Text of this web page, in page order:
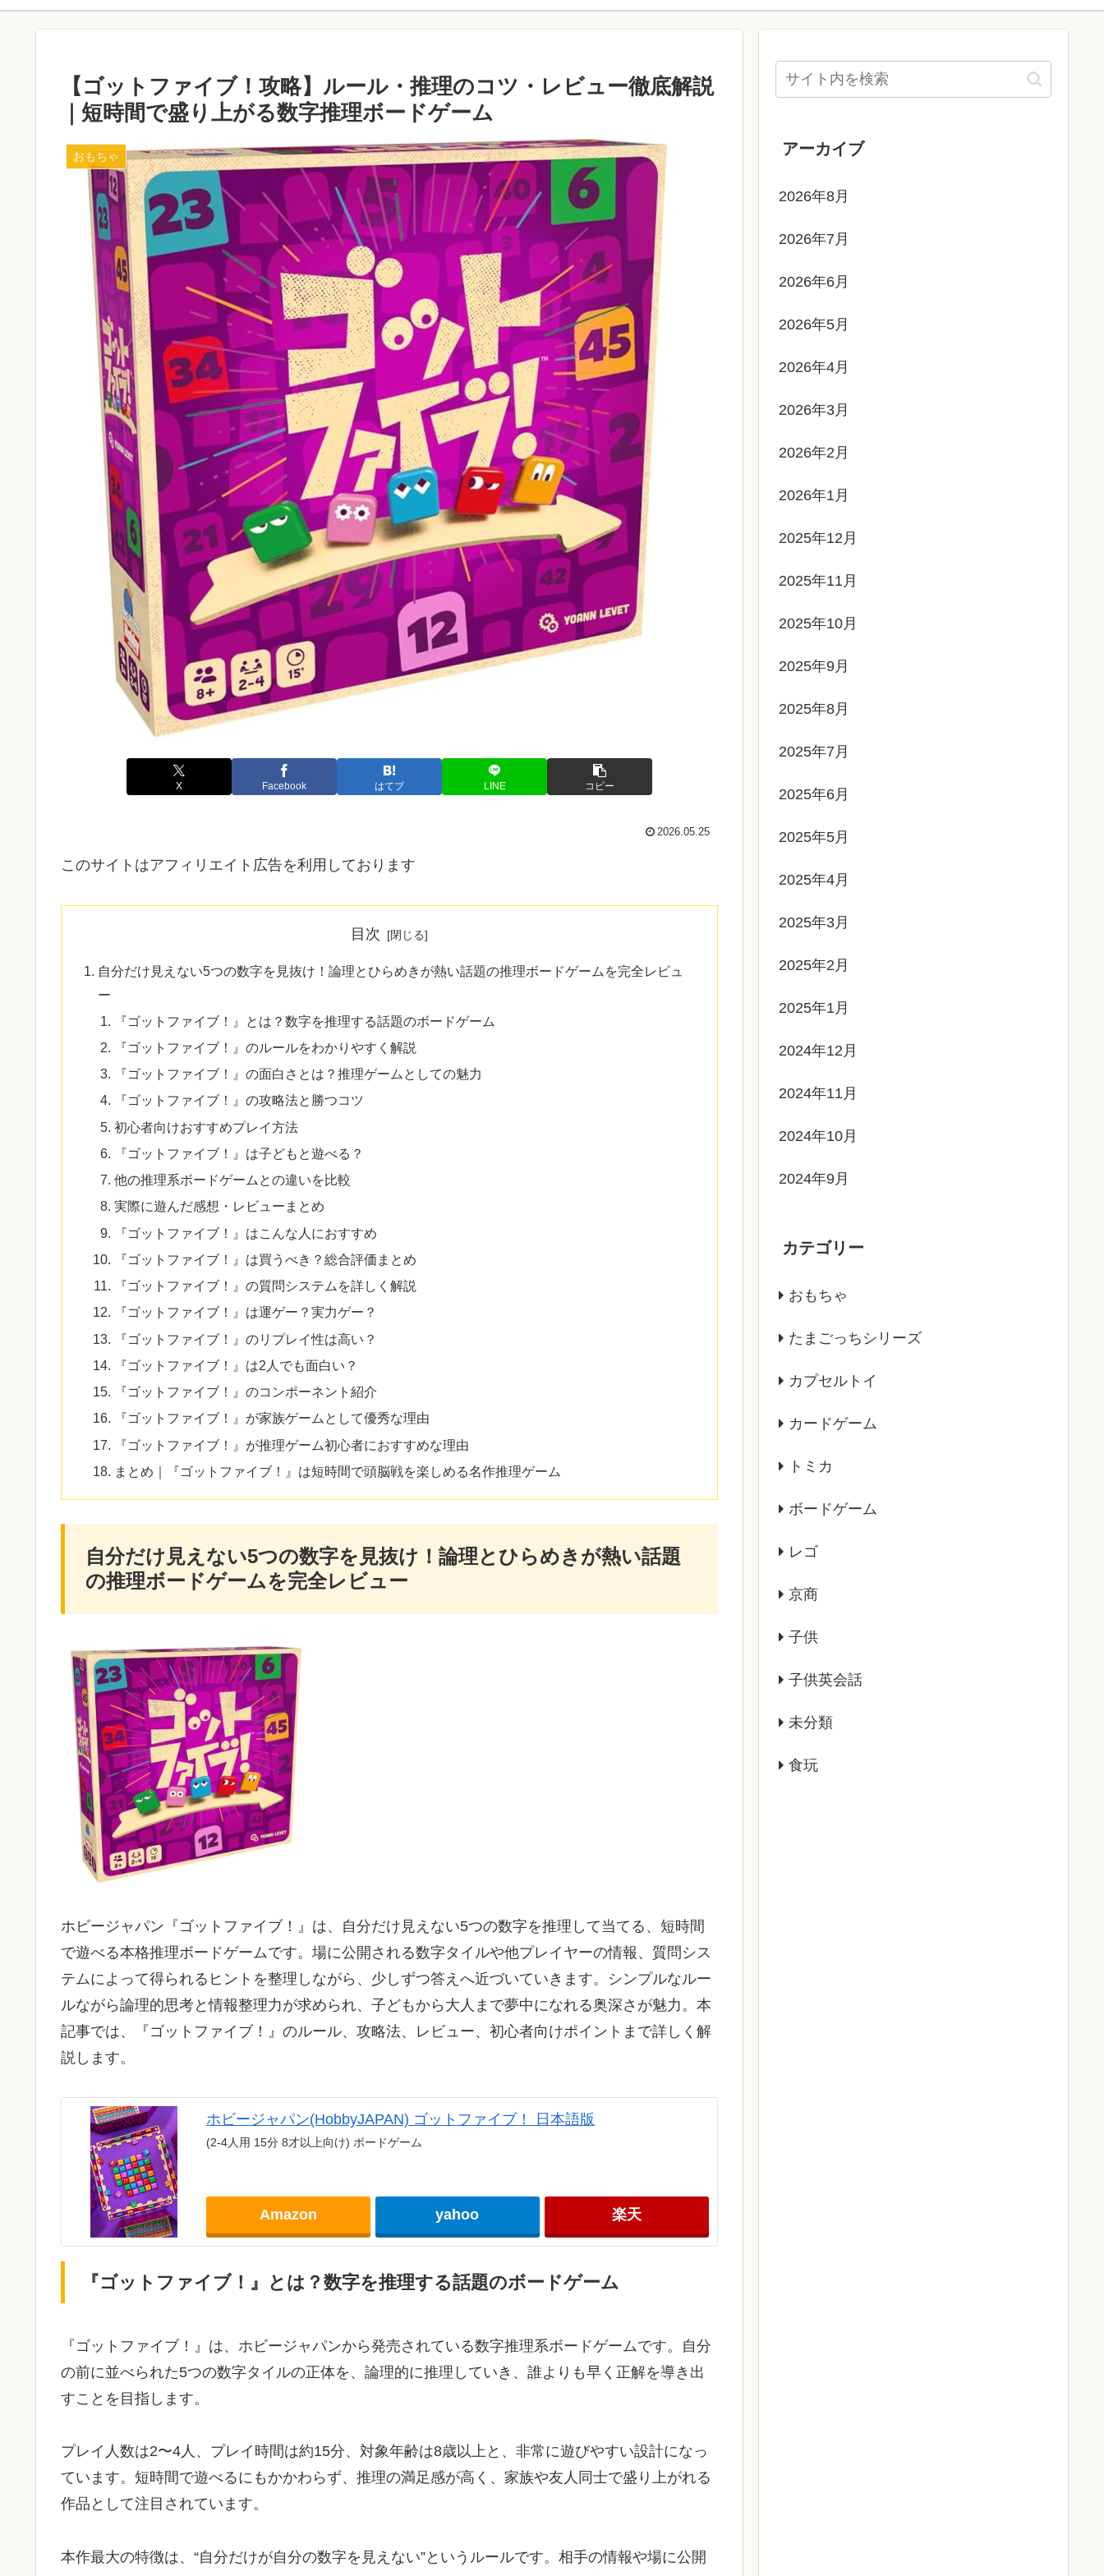
【ゴットファイブ！攻略】ルール・推理のコツ・レビュー徹底解説
｜短時間で盛り上がる数字推理ボードゲーム
おもちゃ
X Facebook はてブ LINE コピー
2026.05.25
このサイトはアフィリエイト広告を利用しております
目次
自分だけ見えない5つの数字を見抜け！論理とひらめきが熱い話題の推理ボードゲームを完全レビュ
ー
『ゴットファイブ！』とは？数字を推理する話題のボードゲーム
『ゴットファイブ！』のルールをわかりやすく解説
『ゴットファイブ！』の面白さとは？推理ゲームとしての魅力
『ゴットファイブ！』の攻略法と勝つコツ
初心者向けおすすめプレイ方法
『ゴットファイブ！』は子どもと遊べる？
他の推理系ボードゲームとの違いを比較
実際に遊んだ感想・レビューまとめ
『ゴットファイブ！』はこんな人におすすめ
『ゴットファイブ！』は買うべき？総合評価まとめ
『ゴットファイブ！』の質問システムを詳しく解説
『ゴットファイブ！』は運ゲー？実力ゲー？
『ゴットファイブ！』のリプレイ性は高い？
『ゴットファイブ！』は2人でも面白い？
『ゴットファイブ！』のコンポーネント紹介
『ゴットファイブ！』が家族ゲームとして優秀な理由
『ゴットファイブ！』が推理ゲーム初心者におすすめな理由
まとめ｜『ゴットファイブ！』は短時間で頭脳戦を楽しめる名作推理ゲーム
自分だけ見えない5つの数字を見抜け！論理とひらめきが熱い話題
の推理ボードゲームを完全レビュー
ホビージャパン『ゴットファイブ！』は、自分だけ見えない5つの数字を推理して当てる、短時間
で遊べる本格推理ボードゲームです。場に公開される数字タイルや他プレイヤーの情報、質問シス
テムによって得られるヒントを整理しながら、少しずつ答えへ近づいていきます。シンプルなルー
ルながら論理的思考と情報整理力が求められ、子どもから大人まで夢中になれる奥深さが魅力。本
記事では、『ゴットファイブ！』のルール、攻略法、レビュー、初心者向けポイントまで詳しく解
説します。
ホビージャパン(HobbyJAPAN) ゴットファイブ！ 日本語版
(2-4人用 15分 8才以上向け) ボードゲーム
Amazon yahoo 楽天
『ゴットファイブ！』とは？数字を推理する話題のボードゲーム
『ゴットファイブ！』は、ホビージャパンから発売されている数字推理系ボードゲームです。自分
の前に並べられた5つの数字タイルの正体を、論理的に推理していき、誰よりも早く正解を導き出
すことを目指します。
プレイ人数は2〜4人、プレイ時間は約15分、対象年齢は8歳以上と、非常に遊びやすい設計になっ
ています。短時間で遊べるにもかかわらず、推理の満足感が高く、家族や友人同士で盛り上がれる
作品として注目されています。
本作最大の特徴は、“自分だけが自分の数字を見えない”というルールです。相手の情報や場に公開
アーカイブ
2026年8月
2026年7月
2026年6月
2026年5月
2026年4月
2026年3月
2026年2月
2026年1月
2025年12月
2025年11月
2025年10月
2025年9月
2025年8月
2025年7月
2025年6月
2025年5月
2025年4月
2025年3月
2025年2月
2025年1月
2024年12月
2024年11月
2024年10月
2024年9月
カテゴリー
おもちゃ
たまごっちシリーズ
カプセルトイ
カードゲーム
トミカ
ボードゲーム
レゴ
京商
子供
子供英会話
未分類
食玩